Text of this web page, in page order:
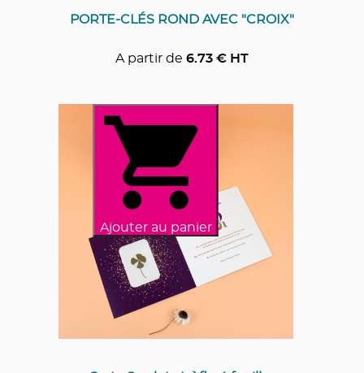
PORTE-CLÉS ROND AVEC "CROIX"
A partir de 6.73 € HT
Ajouter au panier